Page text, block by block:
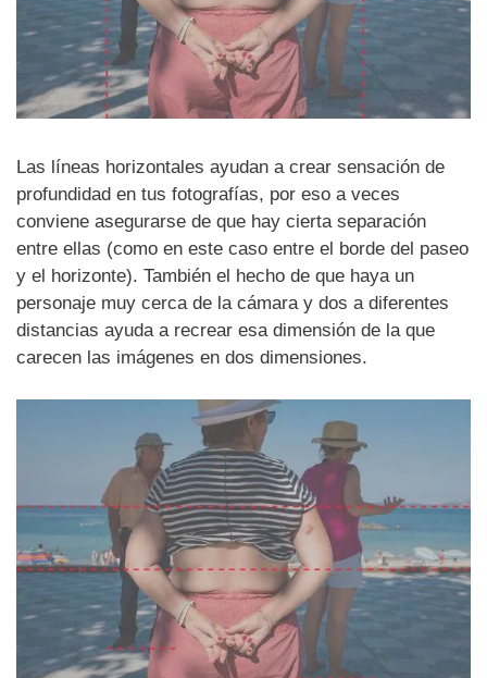
Las líneas horizontales ayudan a crear sensación de
profundidad en tus fotografías, por eso a veces
conviene asegurarse de que hay cierta separación
entre ellas (como en este caso entre el borde del paseo
y el horizonte). También el hecho de que haya un
personaje muy cerca de la cámara y dos a diferentes
distancias ayuda a recrear esa dimensión de la que
carecen las imágenes en dos dimensiones.